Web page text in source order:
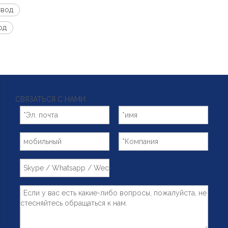
СВЯЗАТЬСЯ С НАМИ